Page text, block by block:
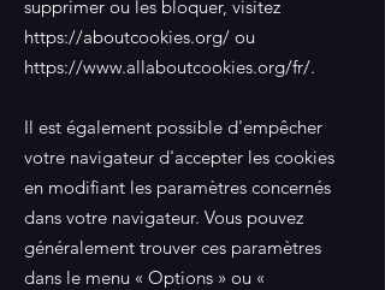
supprimer ou les bloquer, visitez
https://aboutcookies.org/ ou
https://www.allaboutcookies.org/fr/.
Il est également possible d'empêcher
votre navigateur d'accepter les cookies
en modifiant les paramètres concernés
dans votre navigateur. Vous pouvez
généralement trouver ces paramètres
dans le menu « Options » ou «